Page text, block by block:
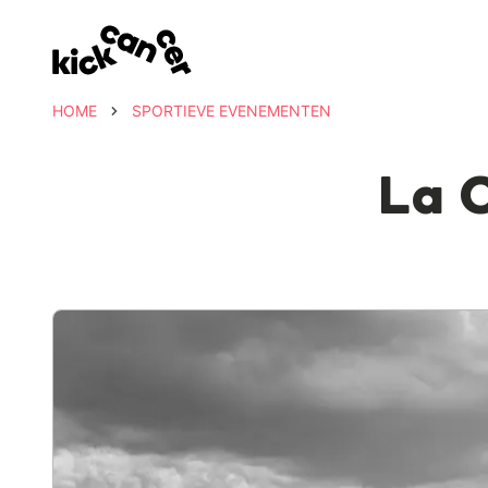
HOME SPORTIEVE EVENEMENTEN
La